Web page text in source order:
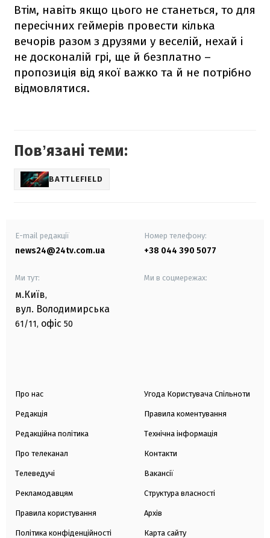
Втім, навіть якщо цього не станеться, то для
пересічних геймерів провести кілька
вечорів разом з друзями у веселій, нехай і
не досконалій грі, ще й безплатно –
пропозиція від якої важко та й не потрібно
відмовлятися.
Повʼязані теми:
BATTLEFIELD
E-mail редакції
news24@24tv.com.ua
Номер телефону:
+38 044 390 5077
Ми тут:
м.Київ,
вул. Володимирська
61/11, офіс 50
Ми в соцмережах:
Про нас
Редакція
Редакційна політика
Про телеканал
Телеведучі
Рекламодавцям
Правила користування
Політика конфіденційності
Угода Користувача Спільноти
Правила коментування
Технічна інформація
Контакти
Вакансії
Структура власності
Архів
Карта сайту